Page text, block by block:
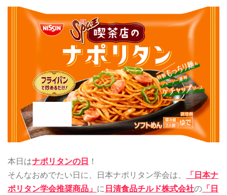
本日はナポリタンの日 ！
そんなおめでたい日に、日本ナポリタン学会は、
「日本ナ
ポリタン学会推奨商品」 に日清食品チルド株式会社の 「日